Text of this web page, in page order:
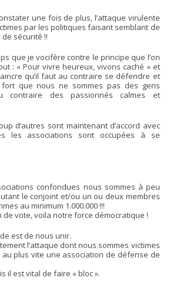
une fois de plus, l’attaque virulente
par les politiques faisant semblant de
sécurité !!
que je vocifère contre le principe que l’on
: « Pour vivre heureux, vivons caché » et
qu’il faut au contraire se défendre et
que nous ne sommes pas des gens
contraire des passionnés calmes et
d’autres sont maintenant d’accord avec
les associations sont occupées à se
confondues nous sommes à peu
le conjoint et/ou un ou deux membres
au minimum 1.000.000 !!!
de vote, voila notre force démocratique !
est de nous unir.
l’attaque dont nous sommes victimes
plus vite une association de défense de
il est vital de faire « bloc ».